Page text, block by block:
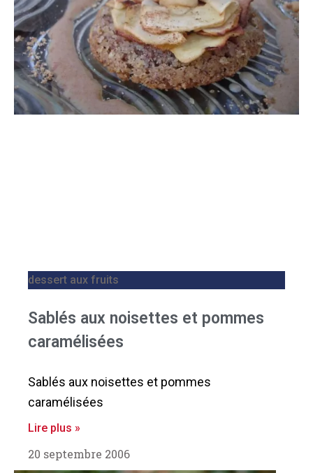
dessert aux fruits
Sablés aux noisettes et pommes
caramélisées
Sablés aux noisettes et pommes
caramélisées
Lire plus »
20 septembre 2006